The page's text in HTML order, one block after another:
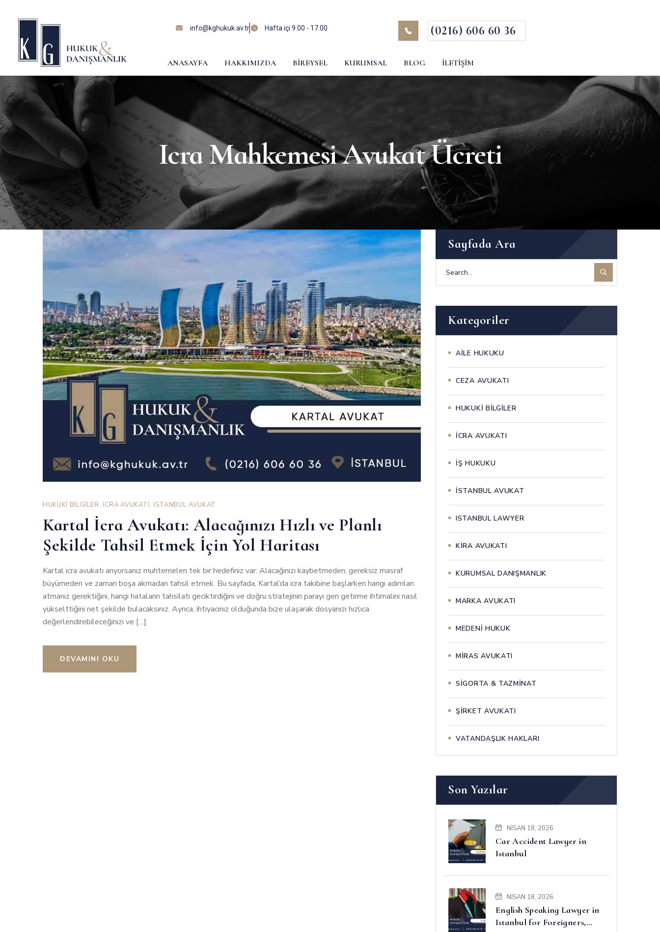
info@kghukuk.av.tr Hafta içi 9.00 - 17.00 (0216) 606 60 36
ANASAYFA HAKKIMIZDA BIREYSEL KURUMSAL BLOG İLETIŞIM
Icra Mahkemesi Avukat Ücreti
HUKUKİ BİLGİLER, İCRA AVUKATI, İSTANBUL AVUKAT
Kartal İcra Avukatı: Alacağınızı Hızlı ve Planlı
Şekilde Tahsil Etmek İçin Yol Haritası
Kartal icra avukatı arıyorsanız muhtemelen tek bir hedefiniz var: Alacağınızı kaybetmeden, gereksiz masraf
büyümeden ve zaman boşa akmadan tahsil etmek. Bu sayfada, Kartal’da icra takibine başlarken hangi adımları
atmanız gerektiğini, hangi hataların tahsilatı geciktirdiğini ve doğru stratejinin parayı geri getirme ihtimalini nasıl
yükselttiğini net şekilde bulacaksınız. Ayrıca, ihtiyacınız olduğunda bize ulaşarak dosyanızı hızlıca
değerlendirebileceğinizi ve […]
DEVAMINI OKU
Sayfada Ara
Kategoriler
AİLE HUKUKU
CEZA AVUKATI
HUKUKİ BİLGİLER
İCRA AVUKATI
İŞ HUKUKU
İSTANBUL AVUKAT
ISTANBUL LAWYER
KİRA AVUKATI
KURUMSAL DANIŞMANLIK
MARKA AVUKATI
MEDENİ HUKUK
MİRAS AVUKATI
SİGORTA & TAZMİNAT
ŞİRKET AVUKATI
VATANDAŞLIK HAKLARI
Son Yazılar
NISAN 18, 2026
Car Accident Lawyer in
Istanbul
NISAN 18, 2026
English Speaking Lawyer in
Istanbul for Foreigners,